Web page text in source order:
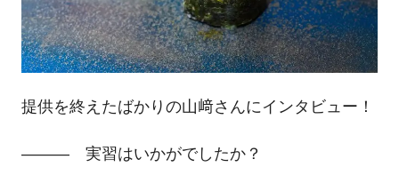
提供を終えたばかりの山﨑さんにインタビュー！
――― 実習はいかがでしたか？